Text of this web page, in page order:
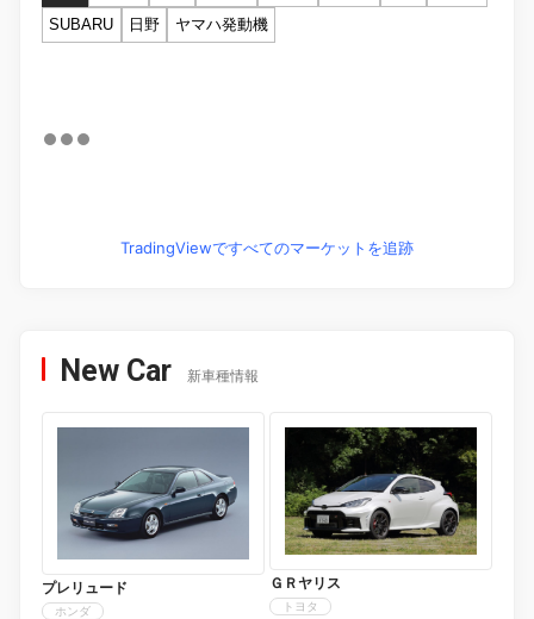
SUBARU
日野 ヤマハ発動機
TradingViewですべてのマーケットを追跡
New Car 新車種情報
プレリュード
ホンダ
ＧＲヤリス
トヨタ